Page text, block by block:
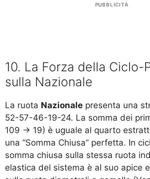
PUBBLICITÀ
10. La Forza della Ciclo-
sulla Nazionale
La ruota Nazionale presenta una
52-57-46-19-24. La somma dei
109 -> 19) è uguale al quarto
una “Somma Chiusa” perfetta. In
somma chiusa sulla stessa ruota
elastica del sistema è al suo apice